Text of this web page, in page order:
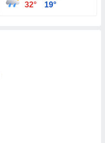
32° 19°